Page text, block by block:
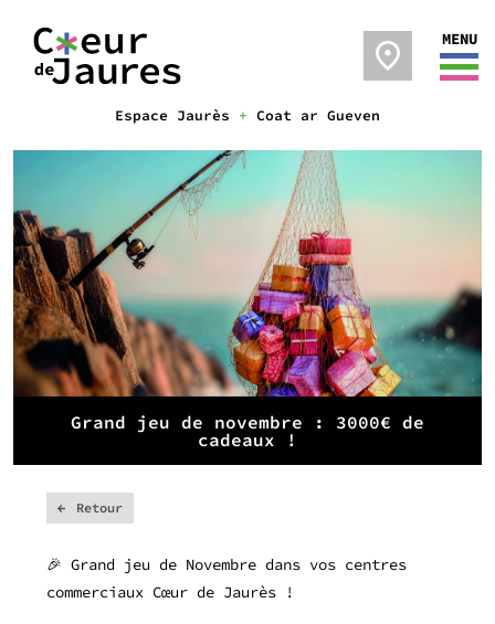
Espace Jaurès + Coat ar Gueven
MENU
Grand jeu de novembre : 3000€ de
cadeaux !
Retour
🎉 Grand jeu de Novembre dans vos centres
commerciaux Cœur de Jaurès !